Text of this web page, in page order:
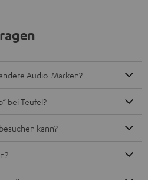
Audio-Marken?
bei Teufel?
kann?